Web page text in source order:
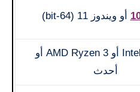
أو ويندوز 11 (64-bit)
Intel Core i3 أو AMD Ryzen 3 أو
أحدث